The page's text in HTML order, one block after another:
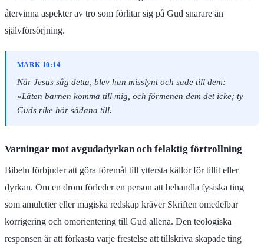
återvinna aspekter av tro som förlitar sig på Gud snarare än
självförsörjning.
MARK 10:14
När Jesus såg detta, blev han misslynt och sade till dem:
»Låten barnen komma till mig, och förmenen dem det icke; ty
Guds rike hör sådana till.
Varningar mot avgudadyrkan och felaktig förtrollning
Bibeln förbjuder att göra föremål till yttersta källor för tillit eller
dyrkan. Om en dröm förleder en person att behandla fysiska ting
som amuletter eller magiska redskap kräver Skriften omedelbar
korrigering och omorientering till Gud allena. Den teologiska
responsen är att förkasta varje frestelse att tillskriva skapade ting